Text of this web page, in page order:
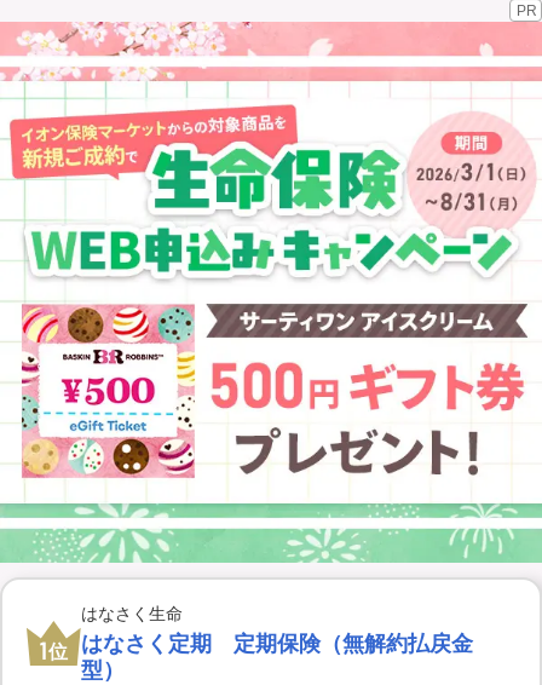
資料請求
（無料）
訪問相談
イオンカード会員さま専用保険
PR
1位
はなさく生命
はなさく定期 定期保険（無解約払戻金
型）